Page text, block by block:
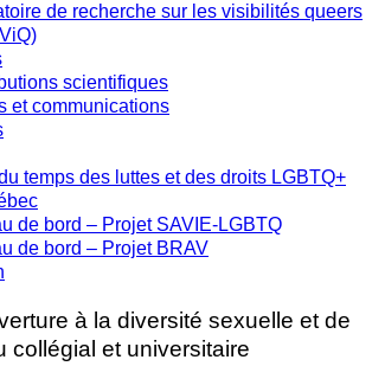
de recherche sur les visibilités queers
scientifiques
et communications
temps des luttes et des droits LGBTQ+
de bord – Projet SAVIE-LGBTQ
de bord – Projet BRAV
à la diversité sexuelle et de
collégial et universitaire